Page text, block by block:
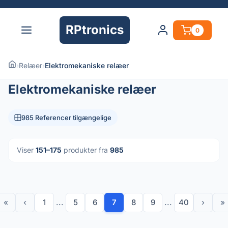
RPtronics 0
›Relæer›Elektromekaniske relæer
Elektromekaniske relæer
985 Referencer tilgængelige
Viser 151–175 produkter fra 985
« ‹ 1 ... 5 6 7 8 9 ... 40 › »